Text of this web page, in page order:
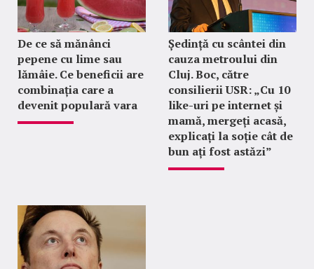
De ce să mănânci
pepene cu lime sau
lămâie. Ce beneficii are
combinația care a
devenit populară vara
Ședință cu scântei din
cauza metroului din
Cluj. Boc, către
consilierii USR: „Cu 10
like-uri pe internet și
mamă, mergeți acasă,
explicați la soție cât de
bun ați fost astăzi”